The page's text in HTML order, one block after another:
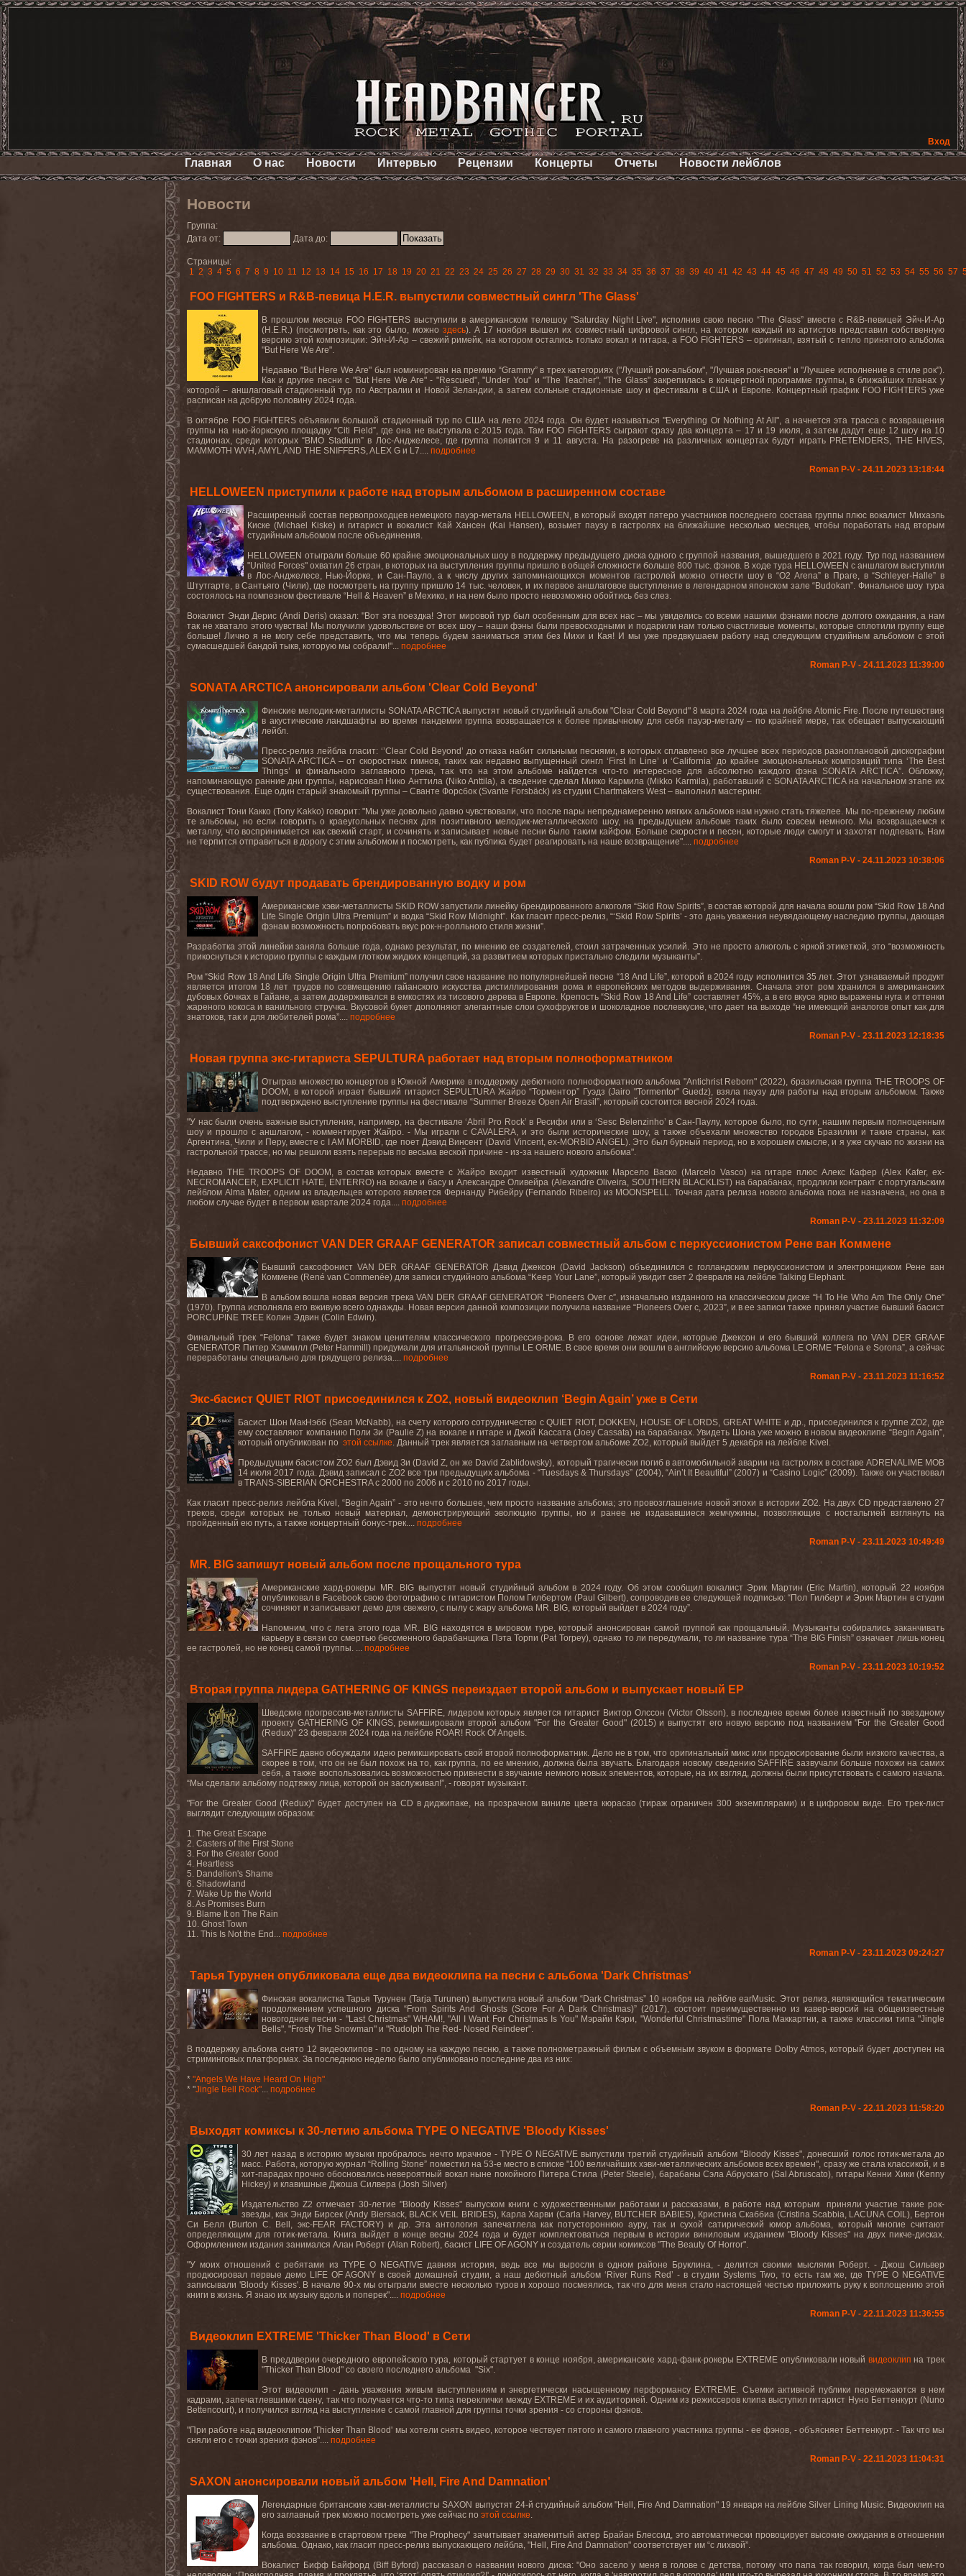
Вход
Главная О нас Новости Интервью Рецензии Концерты Отчеты Новости лейблов
Новости
Группа:
Дата от:
Дата до:
Страницы:
1 2 3 4 5 6 7 8 9 10 11 12 13 14 15 16 17 18 19 20 21 22 23 24 25 26 27 28 29 30 31 32 33 34 35 36 37 38 39 40 41 42 43 44 45 46 47 48 49 50 51 52 53 54 55 56 57
FOO FIGHTERS и R&B-певица H.E.R. выпустили совместный сингл 'The Glass'
В прошлом месяце FOO FIGHTERS выступили в американском телешоу "Saturday Night Live", исполнив свою песню “The Glass” вместе с R&B-певицей Эйч-И-Ар
(H .E.R.) (посмотреть, как это было, можно здесь). А 17 ноября вышел их совместный цифровой сингл, на котором каждый из артистов представил собственную
версию этой композиции: Эйч-И-Ар – свежий римейк, на котором остались только вокал и гитара, а FOO FIGHTERS – оригинал, взятый с тепло принятого альбома
"But Here We Are".
Недавно "But Here We Are" был номинирован на премию “Grammy” в трех категориях ("Лучший рок-альбом", "Лучшая рок-песня" и "Лучшее исполнение в стиле рок").
Как и другие песни с "But Here We Are" - "Rescued", "Under You" и "The Teacher", "The Glass"закрепилась в концертной программе группы, в ближайших планах у
которой – аншлаговый стадионный тур по Австралии и Новой Зеландии,а затем сольные стадионные шоу и фестивали в США и Европе. Концертный график FOO FIGHTERS уже
расписан на добрую половину 2024 года.
В октябре FOO FIGHTERS объявили большой стадионный тур по США на лето 2024 года. Он будет называться "Everything Or Nothing At All", а начнется эта трасса с возвращения
группы на нью-йоркскую площадку “Citi Field”, где она не выступала с 2015 года.Там FOO FIGHTERS сыграют сразу два концерта – 17 и 19 июля, а затем дадут еще 12 шоу на 10
стадионах, среди которых “BMO Stadium” в Лос-Анджелесе, где группа появится 9 и 11 августа. На разогреве на различных концертах будут играть PRETENDERS, THE HIVES,
MAMMOTH WVH ,AMYLAND THE SNIFFERS,ALEX G и L7.... подробнее
Roman P-V - 24.11.2023 13:18:44
HELLOWEEN приступили к работе над вторым альбомом в расширенном составе
Расширенный состав первопроходцев немецкого пауэр-метала HELLOWEEN, в который входят пятеро участников последнего состава группы плюс вокалист Михаэль
Киске (Michael Kiske) и гитарист и вокалист Кай Хансен (Kai Hansen), возьмет паузу в гастролях на ближайшие несколько месяцев, чтобы поработать над вторым
студийным альбомом после объединения.
HELLOWEEN отыграли больше 60 крайне эмоциональных шоу в поддержку предыдущего диска одного с группой названия, вышедшего в 2021 году. Тур под названием
"United Forces" охватил 26 стран, в которых на выступления группы пришло в общей сложности больше 800 тыс. фэнов. В ходе тура HELLOWEEN с аншлагом выступили
в Лос-Анджелесе, Нью-Йорке, и Сан-Пауло, а к числу других запоминающихся моментов гастролей можно отнести шоу в “O2 Arena” в Праге, в “Schleyer-Halle” в
Штутгарте, в Сантьяго (Чили), где посмотреть на группу пришло 14 тыс. человек, и их первое аншлаговое выступление в легендарном японском зале “Budokan”. Финальное шоу тура
состоялось на помпезном фестивале “Hell & Heaven” в Мехико, и на нем было просто невозможно обойтись без слез.
Вокалист Энди Дерис (Andi Deris) сказал: "Вот эта поездка! Этот мировой тур был особенным для всех нас – мы увиделись со всеми нашими фэнами после долгого ожидания, а нам
так не хватало этого чувства! Мы получили удовольствие от всех шоу – наши фэны были превосходными и подарили нам только счастливые моменты, которые сплотили группу еще
больше! Лично я не могу себе представить, что мы теперь будем заниматься этим без Михи и Кая! И мы уже предвкушаем работу над следующим студийным альбомом с этой
сумасшедшей бандой тыкв, которую мы собрали!"... подробнее
Roman P-V - 24.11.2023 11:39:00
SONATA ARCTICA анонсировали альбом 'Clear Cold Beyond'
Финские мелодик-металлисты SONATA ARCTICA выпустят новый студийный альбом "Clear Cold Beyond" 8 марта 2024 года на лейбле Atomic Fire. После путешествия
в акустические ландшафты во время пандемии группа возвращается к более привычному для себя пауэр-металу – по крайней мере, так обещает выпускающий
лейбл.
Пресс-релиз лейбла гласит: ‘’Clear Cold Beyond’ до отказа набит сильными песнями, в которых сплавлено все лучшее всех периодов разноплановой дискографии
SONATA ARCTICA – от скоростных гимнов, таких как недавно выпущенный сингл ‘ First In Line’ и ‘California’ до крайне эмоциональных композиций типа ‘The Best
Things’ и финального заглавного трека, так что на этом альбоме найдется что-то интересное для абсолютно каждого фэнаSONATA ARCTICA”. Обложку,
напоминающую ранние дни группы, нарисовал Нико Анттила (Niko Anttila), а сведение сделал Микко Кармила (Mikko Karmila), работавший с SONATAARCTICA на начальном этапе их
существования. Еще один старый знакомый группы – Сванте Форсбок (Svante Forsbäck) из студии Chartmakers West – выполнил мастеринг.
Вокалист Тони Какко (Tony Kakko) говорит: "Мы уже довольно давно чувствовали, что после пары непреднамеренно мягких альбомов нам нужно стать тяжелее. Мы по-прежнему любим
те альбомы, но если говорить о краеугольных песнях для позитивного мелодик-металлического шоу, на предыдущем альбоме таких было совсем немного. Мы возвращаемся к
металлу, что воспринимается как свежий старт, и сочинять и записывает новые песни было таким кайфом. Больше скорости и песен, которые люди смогут и захотят подпевать. Нам
не терпится отправиться в дорогу с этим альбомом и посмотреть, как публика будет реагировать на наше возвращение".... подробнее
Roman P-V - 24.11.2023 10:38:06
SKID ROW будут продавать брендированную водку и ром
Американские хэви-металлисты SKID ROW запустили линейку брендированного алкоголя “Skid Row Spirits”, в состав которой для начала вошли ром “Skid Row 18 And
Life Single Origin Ultra Premium” и водка “Skid Row Midnight”. Как гласит пресс-релиз, “‘Skid Row Spirits’ - это дань уважения неувядающему наследию группы, дающая
фэнам возможность попробовать вкус рок-н-ролльного стиля жизни”.
Разработка этой линейки заняла больше года, однако результат, по мнению ее создателей, стоил затраченных усилий. Это не просто алкоголь с яркой этикеткой, это “возможность
прикоснуться к историю группы с каждым глотком жидких концепций, за развитием которых пристально следили музыканты”.
Ром “Skid Row 18 And Life Single Origin Ultra Premium” получил свое название по популярнейшей песне “18 And Life”, которой в 2024 году исполнится 35 лет. Этот узнаваемый продукт
является итогом 18 лет трудов по совмещению гайанского искусства дистиллирования рома и европейских методов выдерживания. Сначала этот ром хранился в американских
дубовых бочках в Гайане, а затем додерживался в емкостях из тисового дерева в Европе. Крепость “Skid Row 18 And Life” составляет 45%, а в его вкусе ярко выражены нуга и оттенки
жареного кокоса и ванильного стручка. Вкусовой букет дополняют элегантные слои сухофруктов и шоколадное послевкусие, что дает на выходе “не имеющий аналогов опыт как для
знатоков, так и для любителей рома”.... подробнее
Roman P-V - 23.11.2023 12:18:35
Новая группа экс-гитариста SEPULTURA работает над вторым полноформатником
Отыграв множество концертов в Южной Америке в поддержку дебютного полноформатного альбома "Antichrist Reborn" (2022), бразильская группа THE TROOPS OF
DOOM, в которой играет бывший гитарист SEPULTURA Жайро “Торментор” Гуэдз (Jairo "Tormentor" Guedz), взяла паузу для работы над вторым альбомом. Также
подтверждено выступление группы на фестивале “Summer Breeze Open Air Brasil”, который состоится весной 2024 года.
"У нас были очень важные выступления, например, на фестивале ‘Abril Pro Rock’ в Ресифи или в ‘Sesc Belenzinho’ в Сан-Паулу, которое было, по сути, нашим первым полноценным
шоу и прошло с аншлагом, - комментирует Жайро. - Мы играли с CAVALERA, и это были исторические шоу, а также объехали множество городов Бразилии и такие страны, как
Аргентина, Чили и Перу, вместе с I AM MORBID, где поет Дэвид Винсент (David Vincent, ex-MORBID ANGEL). Это был бурный период, но в хорошем смысле, и я уже скучаю по жизни на
гастрольной трассе, но мы решили взять перерыв по весьма веской причине - из-за нашего нового альбома".
Недавно THE TROOPS OF DOOM, в состав которых вместе с Жайро входит известный художник Марсело Васко (Marcelo Vasco) на гитаре плюс Алекс Кафер (Alex Kafer, ex-
NECROMANCER, EXPLICIT HATE, ENTERRO) на вокале и басу и Александре Оливейра (Alexandre Oliveira, SOUTHERN BLACKLIST) на барабанах, продлили контракт с португальским
лейблом Alma Mater, одним из владельцев которого является Фернанду Рибейру (Fernando Ribeiro) из MOONSPELL. Точная дата релиза нового альбома пока не назначена, но она в
любом случае будет в первом квартале 2024 года.... подробнее
Roman P-V - 23.11.2023 11:32:09
Бывший саксофонист VAN DER GRAAF GENERATOR записал совместный альбом с перкуссионистом Рене ван Коммене
Бывший саксофонист VAN DER GRAAF GENERATOR Дэвид Джексон (David Jackson) объединился с голландским перкуссионистом и электронщиком Рене ван
Коммене (René van Commenée) для записи студийного альбома “Keep Your Lane”, который увидит свет 2 февраля на лейбле Talking Elephant.
В альбом вошла новая версия трека VAN DER GRAAF GENERATOR “Pioneers Over c”, изначально изданного на классическом диске “H To He Who Am The Only One”
(1970). Группа исполняла его вживую всего однажды. Новая версия данной композиции получила название “Pioneers Over c, 2023”, и в ее записи также принял участие бывший басист
PORCUPINE TREE Колин Эдвин (Colin Edwin).
Финальный трек “Felona” также будет знаком ценителям классического прогрессив-рока. В его основе лежат идеи, которые Джексон и его бывший коллега по VAN DER GRAAF
GENERATOR Питер Хэммилл (Peter Hammill) придумали для итальянской группы LE ORME. В свое время они вошли в английскую версию альбома LE ORME “Felona e Sorona”, а сейчас
переработаны специально для грядущего релиза.... подробнее
Roman P-V - 23.11.2023 11:16:52
Экс-басист QUIET RIOT присоединился к ZO2, новый видеоклип ‘Begin Again’ уже в Сети
Басист Шон МакНэбб (Sean McNabb), на счету которого сотрудничество с QUIET RIOT, DOKKEN, HOUSE OF LORDS, GREAT WHITE и др., присоединился к группе ZO2, где
ему составляют компанию Поли Зи (Paulie Z) на вокале и гитаре и Джой Кассата (Joey Cassata) на барабанах. Увидеть Шона уже можно в новом видеоклипе “Begin Again”,
который опубликован по этой ссылке. Данный трек является заглавным на четвертом альбоме ZO2, который выйдет 5 декабря на лейбле Kivel.
Предыдущим басистом ZO2 был Дэвид Зи (David Z, он же David Zablidowsky), который трагически погиб в автомобильной аварии на гастролях в составе ADRENALIME MOB
14 июля 2017 года. Дэвид записал с ZO2 все три предыдущих альбома - “Tuesdays & Thursdays” (2004), “Ain’t It Beautiful” (2007) и “Casino Logic” (2009). Также он участвовал
в TRANS-SIBERIAN ORCHESTRA с 2000 по 2006 и с 2010 по 2017 годы.
Как гласит пресс-релиз лейбла Kivel, “Begin Again” - это нечто большее, чем просто название альбома; это провозглашение новой эпохи в истории ZO2. На двух CD представлено 27
треков, среди которых не только новый материал, демонстрирующий эволюцию группы, но и ранее не издававшиеся жемчужины, позволяющие с ностальгией взглянуть на
пройденный ею путь, а также концертный бонус-трек.... подробнее
Roman P-V - 23.11.2023 10:49:49
MR. BIG запишут новый альбом после прощального тура
Американские хард-рокеры MR. BIG выпустят новый студийный альбом в 2024 году. Об этом сообщил вокалист Эрик Мартин (Eric Martin), который 22 ноября
опубликовал в Facebook свою фотографию с гитаристом Полом Гилбертом (Paul Gilbert), сопроводив ее следующей подписью: “Пол Гилберт и Эрик Мартин в студии
сочиняют и записывают демо для свежего, с пылу с жару альбома MR. BIG, который выйдет в 2024 году”.
Напомним, что с лета этого года MR. BIG находятся в мировом туре, который анонсирован самой группой как прощальный. Музыканты собирались заканчивать
карьеру в связи со смертью бессменного барабанщика Пэта Торпи (Pat Torpey), однако то ли передумали, то ли название тура “The BIG Finish” означает лишь конец
ее гастролей, но не конец самой группы. ... подробнее
Roman P-V - 23.11.2023 10:19:52
Вторая группа лидера GATHERING OF KINGS переиздает второй альбом и выпускает новый EP
Шведские прогрессив-металлисты SAFFIRE, лидером которых является гитарист Виктор Олссон (Victor Olsson), в последнее время более известный по звездному
проекту GATHERING OF KINGS, ремикшировали второй альбом "For the Greater Good" (2015) и выпустят его новую версию под названием "For the Greater Good
(Redux)" 23 февраля 2024 года на лейбле ROAR! Rock Of Angels.
SAFFIRE давно обсуждали идею ремикшировать свой второй полноформатник. Дело не в том, что оригинальный микс или продюсирование были низкого качества, а
скорее в том, что он не был похож на то, как группа, по ее мнению, должна была звучать. Благодаря новому сведению SAFFIRE зазвучали больше похожи на самих
себя, а также воспользовались возможностью привнести в звучание немного новых элементов, которые, на их взгляд, должны были присутствовать с самого начала.
“Мы сделали альбому подтяжку лица, которой он заслуживал!”, - говорят музыкант.
"For the Greater Good (Redux)" будет доступен на CD в диджипаке, на прозрачном виниле цвета кюрасао (тираж ограничен 300 экземплярами) и в цифровом виде. Его трек-лист
выглядит следующим образом:
1. The Great Escape
2. Casters of the First Stone
3. For the Greater Good
4. Heartless
5. Dandelion's Shame
6. Shadowland
7. Wake Up the World
8. As Promises Burn
9. Blame It on The Rain
10. Ghost Town
11. This Is Not the End... подробнее
Roman P-V - 23.11.2023 09:24:27
Тарья Турунен опубликовала еще два видеоклипа на песни с альбома 'Dark Christmas'
Финская вокалистка Тарья Турунен (Tarja Turunen) выпустила новый альбом “Dark Christmas” 10 ноября на лейбле earMusic. Этот релиз, являющийся тематическим
продолжением успешного диска “From Spirits And Ghosts (Score For A Dark Christmas)” (2017), состоит преимущественно из кавер-версий на общеизвестные
новогодние песни - "Last Christmas" WHAM!, "All I Want For Christmas Is You" Мэрайи Кэри, "Wonderful Christmastime" Пола Маккартни, а также классики типа "Jingle
Bells", "Frosty The Snowman" и "Rudolph The Red- Nosed Reindeer".
В поддержку альбома снято 12 видеоклипов - по одному на каждую песню, а также полнометражный фильм с объемным звуком в формате Dolby Atmos, который будет доступен на
стриминговых платформах. За последнюю неделю было опубликовано последние два из них:
* "Angels We Have Heard On High"
* "Jingle Bell Rock"... подробнее
Roman P-V - 22.11.2023 11:58:20
Выходят комиксы к 30-летию альбома TYPE O NEGATIVE 'Bloody Kisses'
30 лет назад в историю музыки пробралось нечто мрачное - TYPE O NEGATIVE выпустили третий студийный альбом "Bloody Kisses", донесший голос готик-метала до
масс. Работа, которую журнал “Rolling Stone” поместил на 53-е место в списке "100 величайших хэви-металлических альбомов всех времен", сразу же стала классикой, и в
хит-парадах прочно обосновались невероятный вокал ныне покойного Питера Стила (Peter Steele), барабаны Сэла Абрускато (Sal Abruscato), гитары Кенни Хики (Kenny
Hickey) и клавишные Джоша Силвера (Josh Silver)
Издательство Z2 отмечает 30-летие "Bloody Kisses" выпуском книги с художественными работами и рассказами, в работе над которым приняли участие такие рок-
звезды, как Энди Бирсек (Andy Biersack, BLACK VEIL BRIDES), Карла Харви (Carla Harvey, BUTCHER BABIES), Кристина Скаббиа (Cristina Scabbia, LACUNA COIL), Бертон
Си Белл (Burton C. Bell, экс-FEAR FACTORY) и др. Эта антология запечатлела как потустороннюю ауру, так и сухой сатирический юмор альбома, который многие считают
определяющим для готик-метала. Книга выйдет в конце весны 2024 года и будет комплектоваться первым в истории виниловым изданием "Bloody Kisses" на двух пикче-дисках.
Оформлением издания занимался Алан Роберт (Alan Robert), басист LIFE OF AGONY и создатель серии комиксов "The Beauty Of Horror".
"У моих отношений с ребятами из TYPE O NEGATIVE давняя история, ведь все мы выросли в одном районе Бруклина, - делится своими мыслями Роберт. - Джош Сильвер
продюсировал первые демо LIFE OF AGONY в своей домашней студии, а наш дебютный альбом ‘River Runs Red’ - в студии Systems Two, то есть там же, где TYPE O NEGATIVE
записывали 'Bloody Kisses'. В начале 90-х мы отыграли вместе несколько туров и хорошо посмеялись, так что для меня стало настоящей честью приложить руку к воплощению этой
книги в жизнь. Я знаю их музыку вдоль и поперек".... подробнее
Roman P-V - 22.11.2023 11:36:55
Видеоклип EXTREME 'Thicker Than Blood' в Сети
В преддверии очередного европейского тура, который стартует в конце ноября, американские хард-фанк-рокеры EXTREME опубликовали новый видеоклип на трек
"Thicker Than Blood" со своего последнего альбома "Six".
Этот видеоклип - дань уважения живым выступлениям и энергетически насыщенному перформансу EXTREME. Съемки активной публики перемежаются в нем
кадрами, запечатлевшими сцену, так что получается что-то типа переклички между EXTREME и их аудиторией. Одним из режиссеров клипа выступил гитарист Нуно Беттенкурт (Nuno
Bettencourt), и получился взгляд на выступление с самой главной для группы точки зрения - со стороны фэнов.
"При работе над видеоклипом 'Thicker Than Blood' мы хотели снять видео, которое чествует пятого и самого главного участника группы - ее фэнов, - объясняет Беттенкурт. - Так что мы
сняли его с точки зрения фэнов".... подробнее
Roman P-V - 22.11.2023 11:04:31
SAXON анонсировали новый альбом 'Hell, Fire And Damnation'
Легендарные британские хэви-металлисты SAXON выпустят 24-й студийный альбом "Hell, Fire And Damnation" 19 января на лейбле Silver Lining Music. Видеоклип на
его заглавный трек можно посмотреть уже сейчас по этой ссылке.
Когда воззвание в стартовом треке "The Prophecy" зачитывает знаменитый актер Брайан Блессид, это автоматически провоцирует высокие ожидания в отношении
альбома. Однако, как гласит пресс-релиз выпускающего лейбла, "Hell, Fire And Damnation" соответствует им “с лихвой”.
Вокалист Бифф Байфорд (Biff Byford) рассказал о названии нового диска: "Оно засело у меня в голове с детства, потому что папа так говорил, когда был чем-то